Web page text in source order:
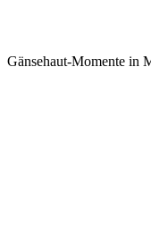
Gänsehaut-Momente in